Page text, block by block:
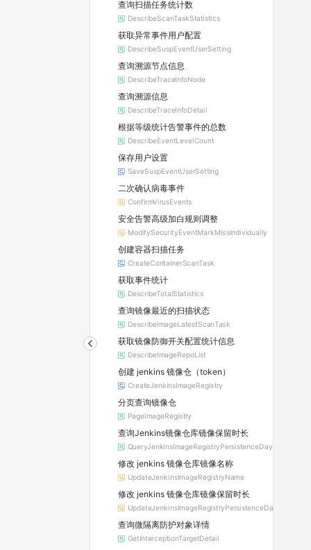
查询扫描任务统计数
DescribeScanTaskStatistics
获取异常事件用户配置
DescribeSuspEventUserSetting
查询溯源节点信息
DescribeTraceInfoNode
查询溯源信息
DescribeTraceInfoDetail
根据等级统计告警事件的总数
DescribeEventLevelCount
保存用户设置
SaveSuspEventUserSetting
二次确认病毒事件
ConfirmVirusEvents
安全告警高级加白规则调整
ModifySecurityEventMarkMissIndividually
创建容器扫描任务
CreateContainerScanTask
获取事件统计
DescribeTotalStatistics
查询镜像最近的扫描状态
DescribeImageLatestScanTask
获取镜像防御开关配置统计信息
DescribeImageRepoList
创建 jenkins 镜像仓（token）
CreateJenkinsImageRegistry
分页查询镜像仓
PageImageRegistry
查询Jenkins镜像仓库镜像保留时长
QueryJenkinsImageRegistryPersistenceDay
修改 jenkins 镜像仓库镜像名称
UpdateJenkinsImageRegistryName
修改 jenkins 镜像仓库镜像保留时长
UpdateJenkinsImageRegistryPersistenceDay
查询微隔离防护对象详情
GetInterceptionTargetDetail